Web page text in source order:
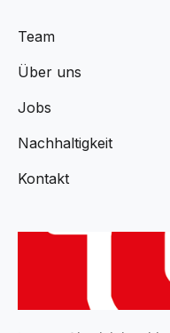
Team
Über uns
Jobs
Nachhaltigkeit
Kontakt